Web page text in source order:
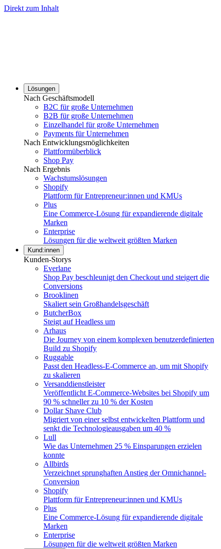
Direkt zum Inhalt
Lösungen
Nach Geschäftsmodell
B2C für große Unternehmen
B2B für große Unternehmen
Einzelhandel für große Unternehmen
Payments für Unternehmen
Nach Entwicklungsmöglichkeiten
Plattformüberblick
Shop Pay
Nach Ergebnis
Wachstumslösungen
Shopify
Plattform für Entrepreneur:innen und KMUs
Plus
Eine Commerce-Lösung für expandierende digitale
Marken
Enterprise
Lösungen für die weltweit größten Marken
Kund:innen
Kunden-Storys
Everlane
Shop Pay beschleunigt den Checkout und steigert die
Conversions
Brooklinen
Skaliert sein Großhandelsgeschäft
ButcherBox
Steigt auf Headless um
Arhaus
Die Journey von einem komplexen benutzerdefinierten
Build zu Shopify
Ruggable
Passt den Headless-E-Commerce an, um mit Shopify
zu skalieren
Versanddienstleister
Veröffentlicht E-Commerce-Websites bei Shopify um
90 % schneller zu 10 % der Kosten
Dollar Shave Club
Migriert von einer selbst entwickelten Plattform und
senkt die Technologieausgaben um 40 %
Lull
Wie das Unternehmen 25 % Einsparungen erzielen
konnte
Allbirds
Verzeichnet sprunghaften Anstieg der Omnichannel-
Conversion
Shopify
Plattform für Entrepreneur:innen und KMUs
Plus
Eine Commerce-Lösung für expandierende digitale
Marken
Enterprise
Lösungen für die weltweit größten Marken